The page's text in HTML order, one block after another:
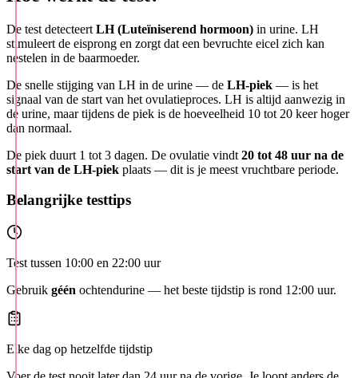
De test detecteert LH (Luteïniserend hormoon) in urine. LH
stimuleert de eisprong en zorgt dat een bevruchte eicel zich kan
nestelen in de baarmoeder.
De snelle stijging van LH in de urine — de LH-piek — is het
signaal van de start van het ovulatieproces. LH is altijd aanwezig in
de urine, maar tijdens de piek is de hoeveelheid 10 tot 20 keer hoger
dan normaal.
De piek duurt 1 tot 3 dagen. De ovulatie vindt 20 tot 48 uur na de
start van de LH-piek plaats — dit is je meest vruchtbare periode.
Belangrijke testtips
Test tussen 10:00 en 22:00 uur
Gebruik géén ochtendurine — het beste tijdstip is rond 12:00 uur.
Elke dag op hetzelfde tijdstip